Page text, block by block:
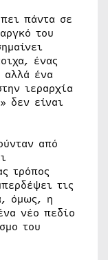
πάντα σε
του
ένας
αλλά ένα
ιεραρχία
δεν είναι
από
τρόπος
τις
όμως, η
νέο πεδίο
του